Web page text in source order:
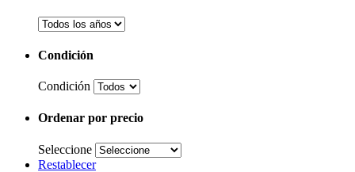
Condición
Condición
Ordenar por precio
Seleccione
Restablecer